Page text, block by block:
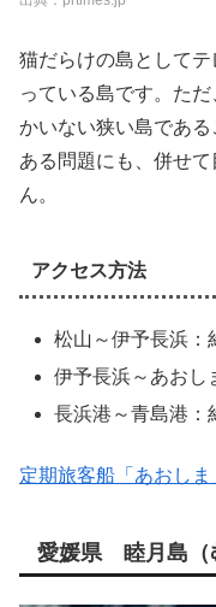
猫だらけの島として
っている島です。た
かいない狭い島であ
ある問題にも、併せ
ん。
アクセス方法
松山～伊予長浜：
伊予長浜～あおし
長浜港～青島港：
定期旅客船「あおしま
愛媛県 睦月島（